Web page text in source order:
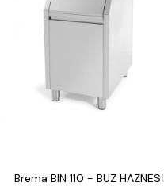
Brema BIN 110 - BUZ HAZNESİ